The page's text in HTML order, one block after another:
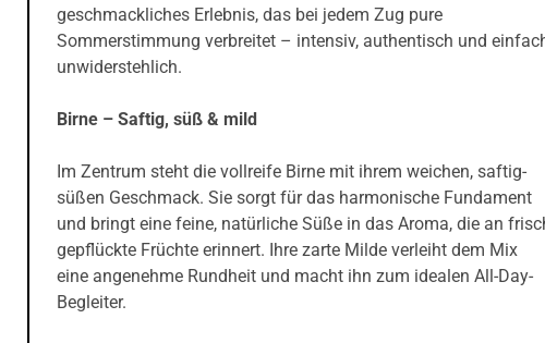
geschmackliches Erlebnis, das bei jedem Zug pure
Sommerstimmung verbreitet – intensiv, authentisch und
unwiderstehlich.
Birne – Saftig, süß & mild
Im Zentrum steht die vollreife Birne mit ihrem weichen, saftig-
süßen Geschmack. Sie sorgt für das harmonische Fundament
und bringt eine feine, natürliche Süße in das Aroma, die an
gepflückte Früchte erinnert. Ihre zarte Milde verleiht dem Mix
eine angenehme Rundheit und macht ihn zum idealen All-Day-
Begleiter.